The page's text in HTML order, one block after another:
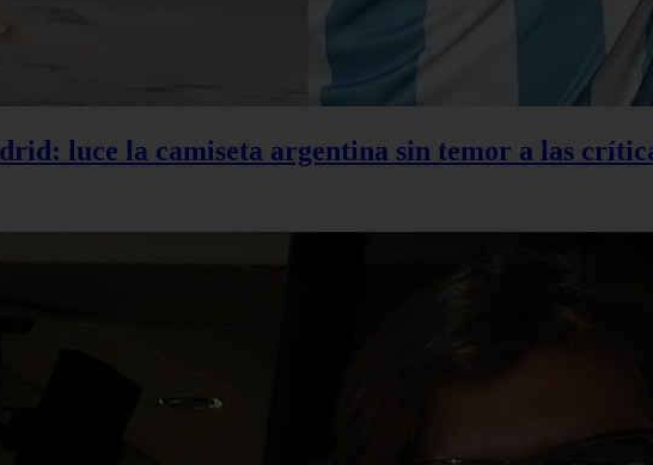
luce la camiseta argentina sin temor a las